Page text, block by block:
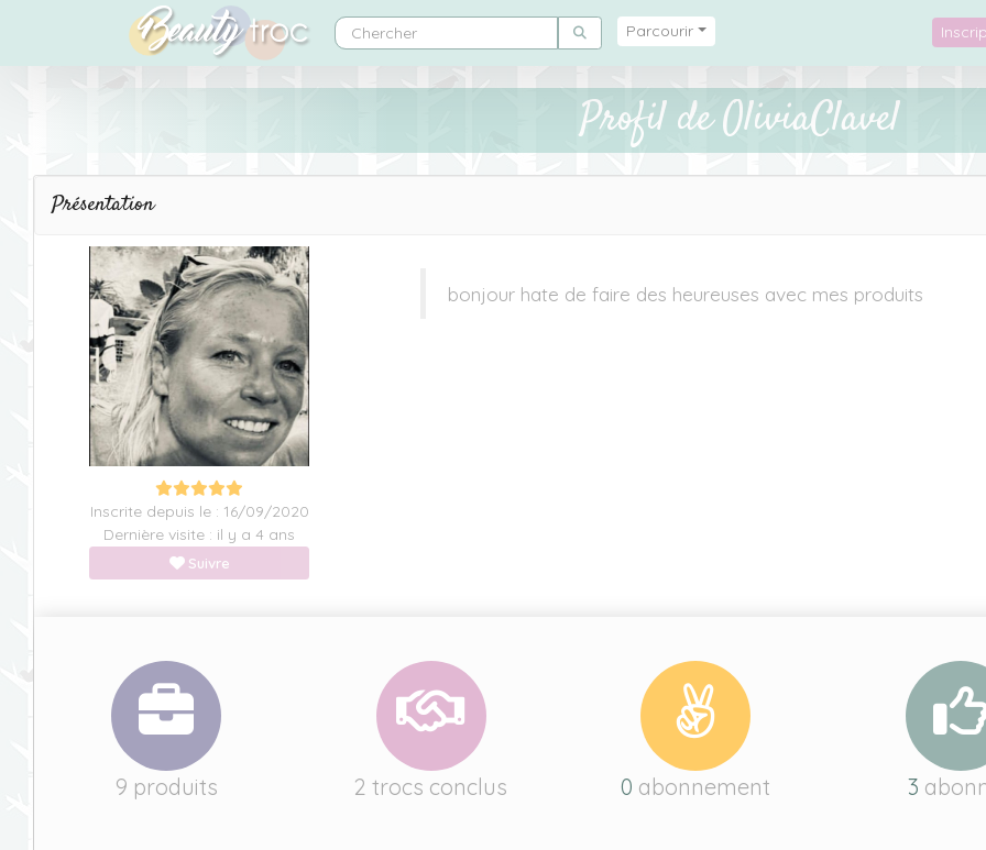
Parcourir
Profil de OliviaClavel
Présentation
Inscrite depuis le : 16/09/2020
Dernière visite : il y a 4 ans
Suivre
bonjour hate de faire des heureuses avec mes produits
9 produits 2 trocs conclus 0 abonnement 3